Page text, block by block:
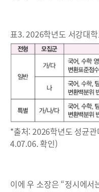
표3. 2026학년도 서강대
*출처: 2026학년도 성균
4.07.06. 확인)
이에 우 소장은 “정시에서